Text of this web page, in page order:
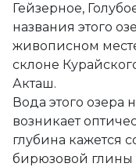
Гейзерное,
названия этого
живописном
склоне
Акташ.⠀
Вода этого озера
возникает
глубина кажется
бирюзовой глины